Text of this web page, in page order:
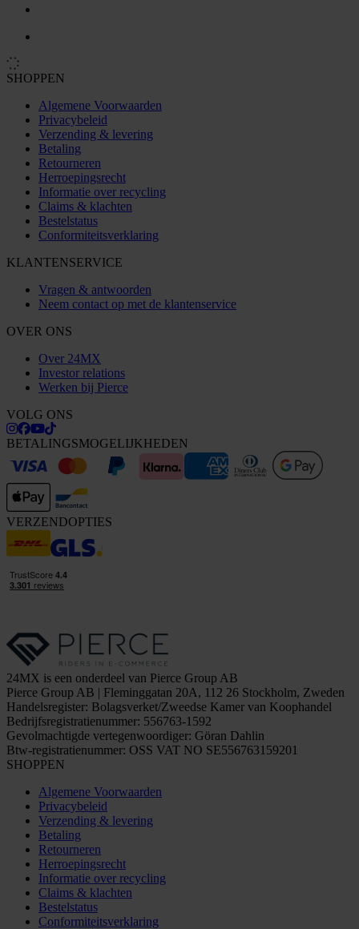
SHOPPEN
Algemene Voorwaarden
Privacybeleid
Verzending & levering
Betaling
Retourneren
Herroepingsrecht
Informatie over recycling
Claims & klachten
Bestelstatus
Conformiteitsverklaring
KLANTENSERVICE
Vragen & antwoorden
Neem contact op met de klantenservice
OVER ONS
Over 24MX
Investor relations
Werken bij Pierce
VOLG ONS
BETALINGSMOGELIJKHEDEN
VERZENDOPTIES
24MX is een onderdeel van Pierce Group AB
Pierce Group AB | Fleminggatan 20A, 112 26 Stockholm, Zweden
Handelsregister: Bolagsverket/Zweedse Kamer van Koophandel
Bedrijfsregistratienummer: 556763-1592
Gevolmachtigde vertegenwoordiger: Göran Dahlin
Btw-registratienummer: OSS VAT NO SE556763159201
SHOPPEN
Algemene Voorwaarden
Privacybeleid
Verzending & levering
Betaling
Retourneren
Herroepingsrecht
Informatie over recycling
Claims & klachten
Bestelstatus
Conformiteitsverklaring